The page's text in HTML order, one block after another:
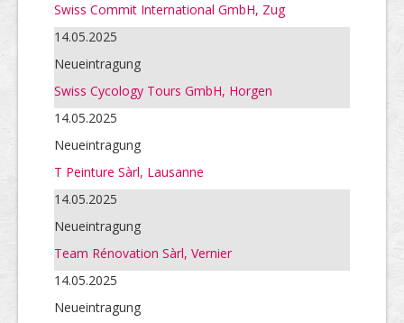
Swiss Commit International GmbH, Zug
14.05.2025
Neueintragung
Swiss Cycology Tours GmbH, Horgen
14.05.2025
Neueintragung
T Peinture Sàrl, Lausanne
14.05.2025
Neueintragung
Team Rénovation Sàrl, Vernier
14.05.2025
Neueintragung